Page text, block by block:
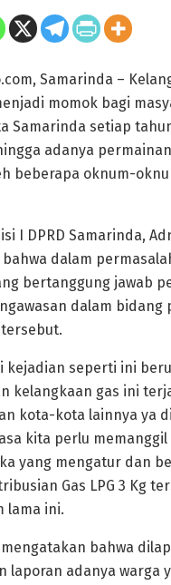
Samarinda –
momok bagi
Samarinda setiap
adanya
beberapa oknum-
I DPRD Samarinda,
bahwa dalam
bertanggung jawab
dalam bidang
tersebut.
kejadian seperti ini
kelangkaan gas ini
kota-kota lainnya ya
kita perlu
yang mengatur dan
Gas LPG 3 Kg
lama ini.
bahwa
laporan adanya warga